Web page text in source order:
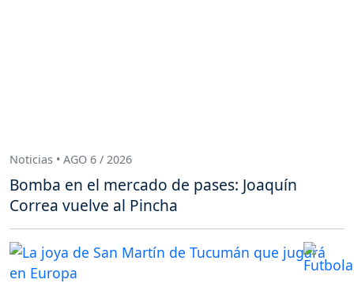
Noticias • AGO 6 / 2026
Bomba en el mercado de pases: Joaquín
Correa vuelve al Pincha